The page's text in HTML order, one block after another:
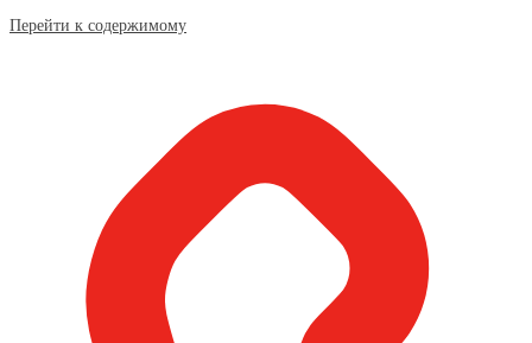
Перейти к содержимому